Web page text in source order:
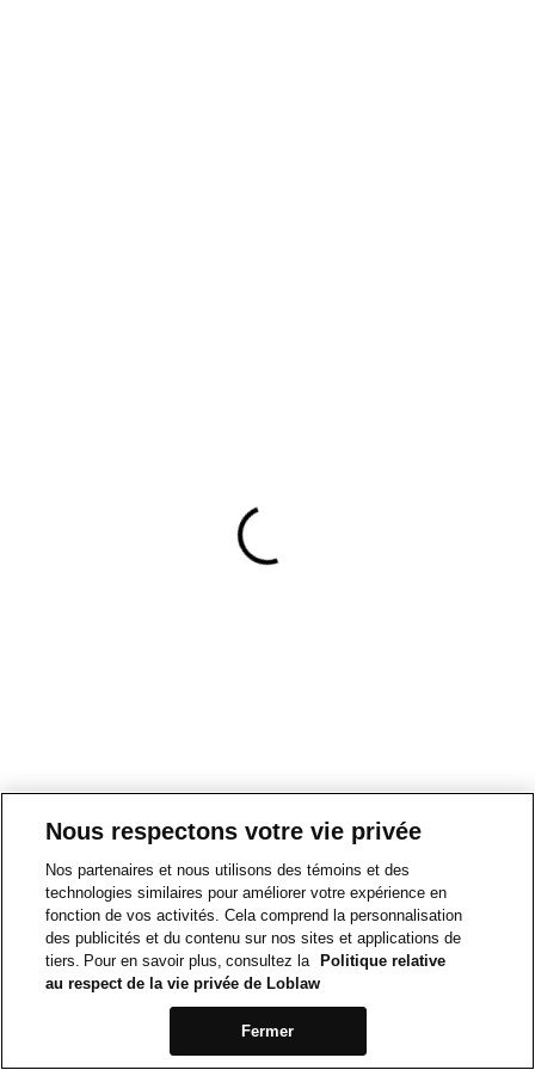
Nous respectons votre vie privée
Nos partenaires et nous utilisons des témoins et des
technologies similaires pour améliorer votre expérience en
fonction de vos activités. Cela comprend la personnalisation
des publicités et du contenu sur nos sites et applications de
tiers. Pour en savoir plus, consultez la
Politique relative
au respect de la vie privée de Loblaw
Fermer